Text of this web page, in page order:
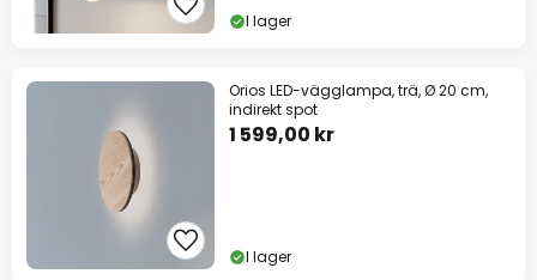
I lager
Orios LED-vägglampa, trä, Ø 20 cm,
indirekt spot
1 599,00 kr
I lager